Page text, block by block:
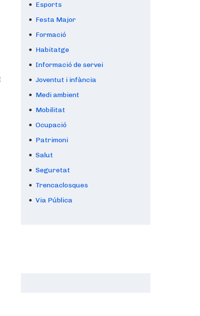
Esports
Festa Major
Formació
Habitatge
Informació de servei
Joventut i infància
Medi ambient
Mobilitat
Ocupació
Patrimoni
Salut
Seguretat
Trencaclosques
Via Pública